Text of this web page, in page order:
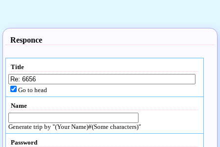
Responce
Title
Go to head
Name
Generate trip by "(Your Name)#(Some characters)"
Password